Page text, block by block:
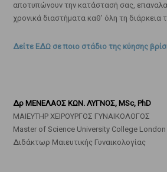
αποτυπώνουν την κατάστασή σας,
χρονικά διαστήματα καθ’ όλη τη διάρκεια
Δείτε ΕΔΩ σε ποιο στάδιο της κύησης
Δρ ΜΕΝΕΛΑΟΣ ΚΩΝ. ΛΥΓΝΟΣ, MSc, PhD
ΜΑΙΕΥΤΗΡ ΧΕΙΡΟΥΡΓΟΣ ΓΥΝΑΙΚΟΛΟΓΟΣ
Master of Science University College London
Διδάκτωρ Μαιευτικής Γυναικολογίας